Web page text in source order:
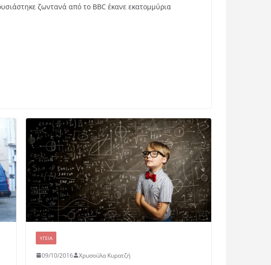
ζωντανά από το BBC έκανε εκατομμύρια
ΥΓΕΊΑ
09/10/2016 Χρυσούλα Κυρατζή